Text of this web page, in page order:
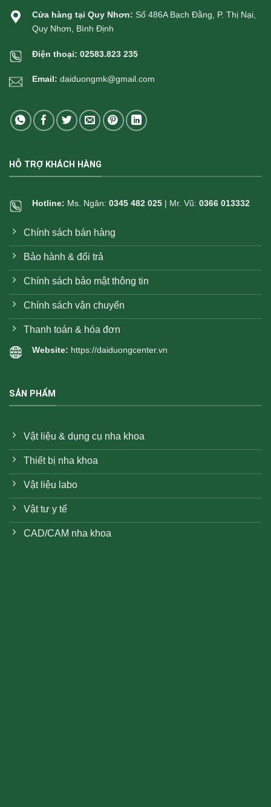
Cửa hàng tại Quy Nhơn: Số 486A Bạch Đằng, P. Thị Nại,
Quy Nhơn, Bình Định
Điện thoại: 02583.823 235
Email: daiduongmk@gmail.com
HỖ TRỢ KHÁCH HÀNG
Hotline: Ms. Ngân: 0345 482 025 | Mr. Vũ: 0366 013332
Chính sách bán hàng
Bảo hành & đổi trả
Chính sách bảo mật thông tin
Chính sách vận chuyển
Thanh toán & hóa đơn
Website: https://daiduongcenter.vn
SẢN PHẨM
Vật liệu & dụng cụ nha khoa
Thiết bị nha khoa
Vật liệu labo
Vật tư y tế
CAD/CAM nha khoa